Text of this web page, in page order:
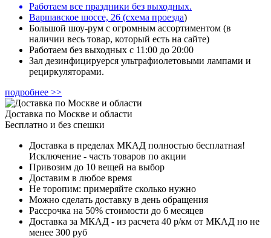
Работаем все праздники без выходных.
Варшавское шоссе, 26 (схема проезда)
Большой шоу-рум с огромным ассортиментом (в
наличии весь товар, который есть на сайте)
Работаем без выходных с 11:00 до 20:00
Зал дезинфицируерся ультрафиолетовыми лампами и
рециркуляторами.
подробнее >>
Доставка по Москве и области
Бесплатно и без спешки
Доставка в пределах МКАД полностью бесплатная!
Исключение - часть товаров по акции
Привозим до 10 вещей на выбор
Доставим в любое время
Не торопим: примеряйте сколько нужно
Можно сделать доставку в день обращения
Рассрочка на 50% стоимости до 6 месяцев
Доставка за МКАД - из расчета 40 р/км от МКАД но не
менее 300 руб